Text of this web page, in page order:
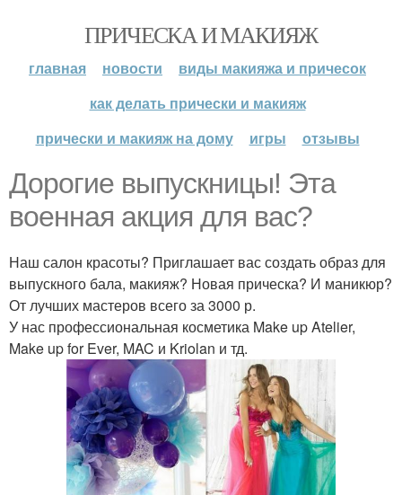
ПРИЧЕСКА И МАКИЯЖ
главная новости
виды макияжа и причесок
как делать прически и макияж
прически и макияж на дому
игры отзывы
Дорогие выпускницы! Эта
военная акция для вас?
Наш салон красоты? Приглашает вас создать образ для
выпускного бала, макияж? Новая прическа? И маникюр?
От лучших мастеров всего за 3000 р.
У нас профессиональная косметика Make up Atelier,
Make up for Ever, MAC и Kriolan и тд.